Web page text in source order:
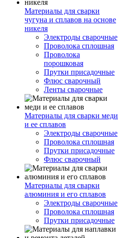
Материалы для сварки
чугуна и сплавов на основе
никеля
Электроды сварочные
Проволока сплошная
Проволока
порошковая
Прутки присадочные
Флюс сварочный
Ленты сварочные
Материалы для сварки меди
и ее сплавов
Электроды сварочные
Проволока сплошная
Прутки присадочные
Флюс сварочный
Материалы для сварки
алюминия и его сплавов
Электроды сварочные
Проволока сплошная
Прутки присадочные